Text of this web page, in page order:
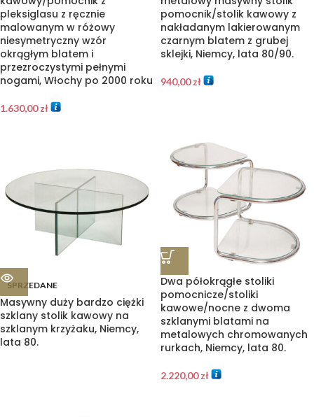
pleksiglasu z ręcznie
malowanym w różowy
niesymetryczny wzór
okrągłym blatem i
przezroczystymi pełnymi
nogami, Włochy po 2000 roku
1.630,00zł
pomocnik/stolik kawowy z
nakładanym lakierowanym
czarnym blatem z grubej
sklejki, Niemcy, lata 80/90.
940,00zł
SPRZEDANE
Masywny duży bardzo ciężki
szklany stolik kawowy na
szklanym krzyżaku, Niemcy,
lata 80.
Dwa półokrągłe stoliki
pomocnicze/stoliki
kawowe/nocne z dwoma
szklanymi blatami na
metalowych chromowanych
rurkach, Niemcy, lata 80.
2.220,00zł